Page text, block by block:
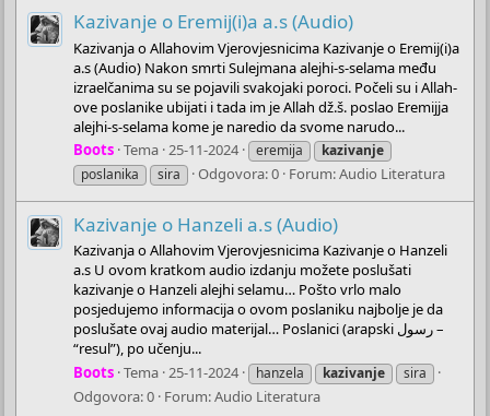
Kazivanje o Eremij(i)a a.s (Audio)
Kazivanja o Allahovim Vjerovjesnicima Kazivanje o Eremij(i)a
a.s (Audio) Nakon smrti Sulejmana alejhi-s-selama među
izraelčanima su se pojavili svakojaki poroci. Počeli su i Allah-
ove poslanike ubijati i tada im je Allah dž.š. poslao Eremijja
alejhi-s-selama kome je naredio da svome narudo...
Boots Tema 25-11-2024 eremija
kazivanje
poslanika
sira Odgovora: 0 Forum:Audio Literatura
Kazivanje o Hanzeli a.s (Audio)
Kazivanja o Allahovim Vjerovjesnicima Kazivanje o Hanzeli
a.s U ovom kratkom audio izdanju možete poslušati
kazivanje o Hanzeli alejhi selamu… Pošto vrlo malo
posjedujemo informacija o ovom poslaniku najbolje je da
poslušate ovaj audio materijal… Poslanici (arapski رسول –
“resul”), po učenju...
Boots Tema 25-11-2024 hanzela kazivanje sira
Odgovora: 0 Forum:Audio Literatura